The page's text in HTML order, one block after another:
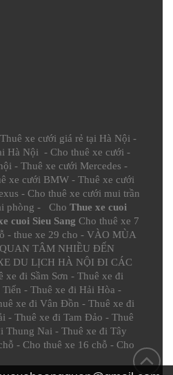
Thuê xe cưới giá rẻ tại Hà Nội -
Hà Nội - Cho thuê xe cưới -
- Thuê xe cưới Mercedes -
xe cưới BMW - Thuê xe cưới
- Cho thuê xe cưới mui trần
phòng - Cho Thue xe cuoi
cuoi Sieu Sang Cho thuê xe 7
- thue xe 29 cho - VÀO MÙA
TÂM NHIỀU ĐẾN
DU LỊCH HÀ NỘI ĐI CÁC
xe đi Sầm Sơn - Thuê xe đi
- Thuê xe đi Hải Hòa -
xe đi Vân Đồn - Thuê xe đi
- Thuê xe đi Tam Đảo - Thuê
Thung Nai - Thuê xe đi Tây
- Cho thuê xe 16 chỗ - Cho